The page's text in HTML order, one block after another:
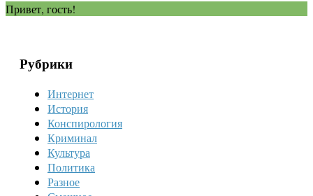
Привет, гость!
Рубрики
Интернет
История
Конспирология
Криминал
Культура
Политика
Разное